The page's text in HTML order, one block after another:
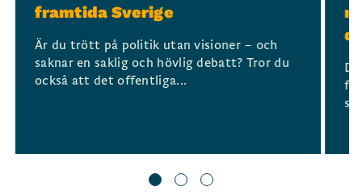
framtida Sverige
Är du trött på politik utan visioner – och
saknar en saklig och hövlig debatt? Tror du
också att det offentliga...